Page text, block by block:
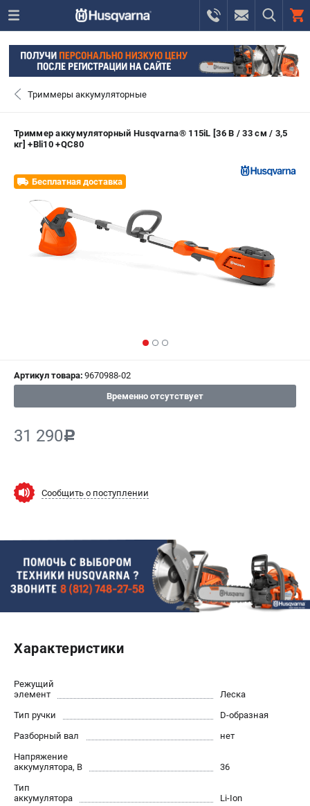
СЕРВИС
КАТАЛОГ
ВХОД ИЛИ РЕГИСТРАЦИЯ
ЗАКАЗАТЬ ЗАПЧАСТЬ
+7 (8112) 59-10-67
0 ₽
Сервисный центр
Гарантия Husqvarna
Политика обработки персональных данных
ИНФОРМАЦИЯ
О компании
О бренде
Юридическим лицам
Пользовательское соглашение
Способы оплаты
САДОВАЯ ТЕХНИКА
Бензопилы
Триммеры и кусторезы
Триммеры аккумуляторные
Триммер аккумуляторный Husqvarna® 115iL [36 В / 33 см / 3,5
кг] +Bli10 +QC80
Бесплатная доставка
Артикул товара: 9670988-02
Временно отсутствует
31 290c
Сообщить о поступлении
Характеристики
Режущий
элемент
Леска
Тип ручки
D-образная
Разборный вал
нет
Напряжение
аккумулятора, В
36
Тип
аккумулятора
Li-Ion